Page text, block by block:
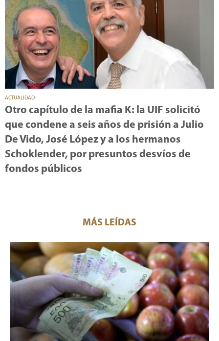
ACTUALIDAD
Otro capítulo de la mafia K: la UIF solicitó
que condene a seis años de prisión a Julio
De Vido, José López y a los hermanos
Schoklender, por presuntos desvíos de
fondos públicos
MÁS LEÍDAS